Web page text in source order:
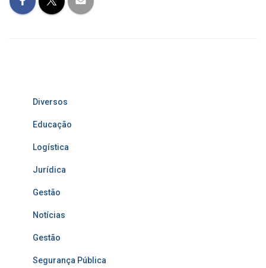
Diversos
Educação
Logística
Jurídica
Gestão
Notícias
Gestão
Segurança Pública